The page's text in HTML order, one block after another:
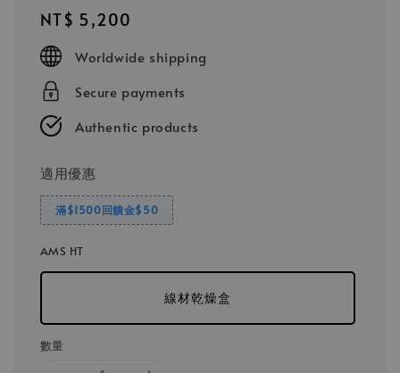
Regular
price
NT$ 5,200
Worldwide shipping
Secure payments
Authentic products
適用優惠
滿$1500回饋金$50
AMS HT
線材乾燥盒
數量